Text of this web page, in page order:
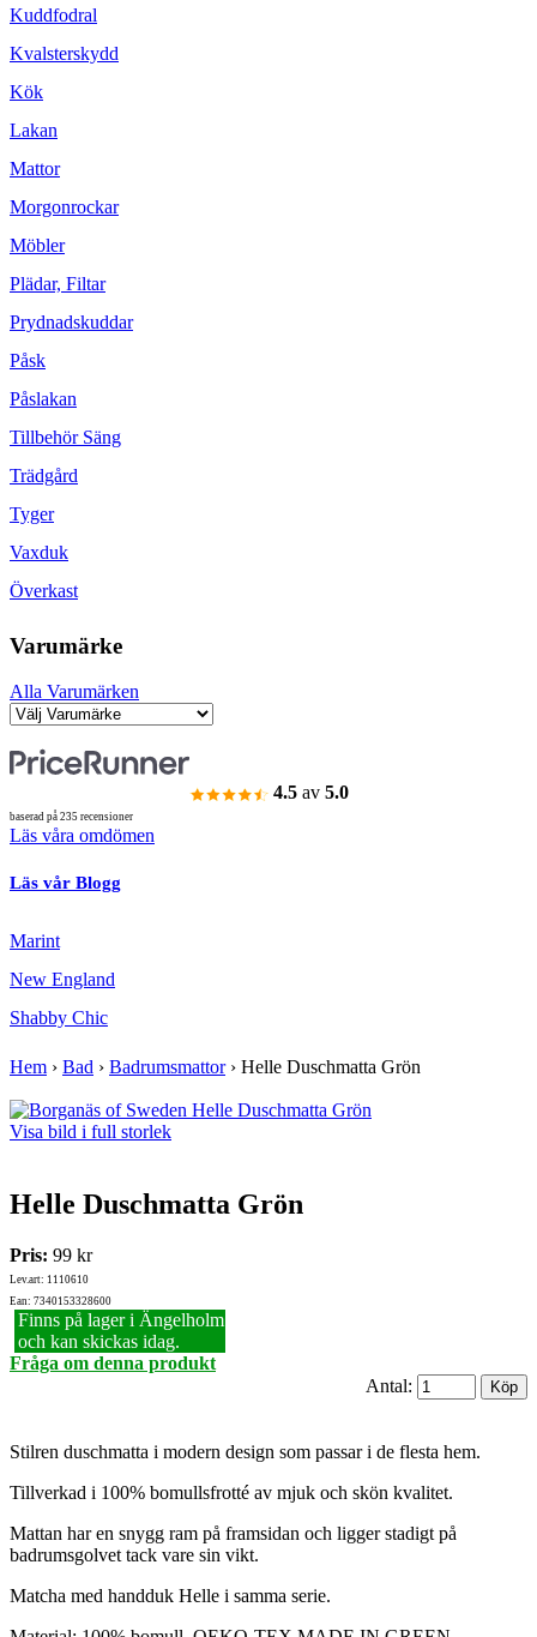
Kuddfodral
Kvalsterskydd
Kök
Lakan
Mattor
Morgonrockar
Möbler
Plädar, Filtar
Prydnadskuddar
Påsk
Påslakan
Tillbehör Säng
Trädgård
Tyger
Vaxduk
Överkast
Varumärke
Alla Varumärken
4.5 av 5.0
baserad på 235 recensioner
Läs våra omdömen
Läs vår Blogg
Marint
New England
Shabby Chic
Hem › Bad › Badrumsmattor› Helle Duschmatta Grön
Visa bild i full storlek
Helle Duschmatta Grön
Pris: 99 kr
Lev.art: 1110610
Ean: 7340153328600
Finns på lager i Ängelholm
och kan skickas idag.
Fråga om denna produkt
Antal:
Stilren duschmatta i modern design som passar i de flesta hem.
Tillverkad i 100% bomullsfrotté av mjuk och skön kvalitet.
Mattan har en snygg ram på framsidan och ligger stadigt på
badrumsgolvet tack vare sin vikt.
Matcha med handduk Helle i samma serie.